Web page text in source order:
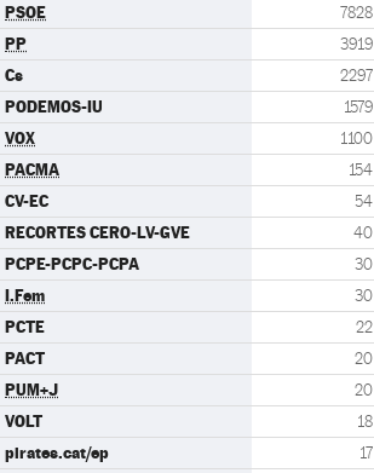
PSOE 7828
PP 3919
Cs 2297
PODEMOS-IU 1579
VOX 1100
PACMA 154
CV-EC 54
RECORTES CERO-LV-GVE 40
PCPE-PCPC-PCPA 30
I.Fem 30
PCTE 22
PACT 20
PUM+J 20
VOLT 18
pirates.cat/ep 17